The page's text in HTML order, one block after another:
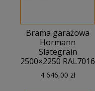
Brama garażowa
Hormann
Slategrain
2500×2250 RAL7016
4 646,00 zł